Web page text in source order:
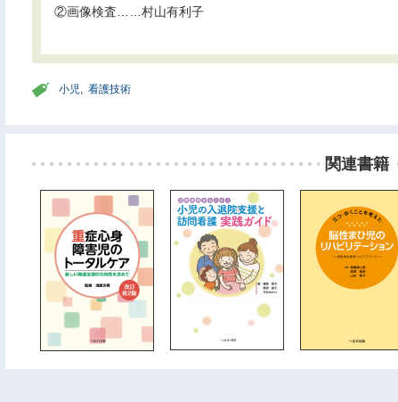
②画像検査……村山有利子
小児, 看護技術
関連書籍